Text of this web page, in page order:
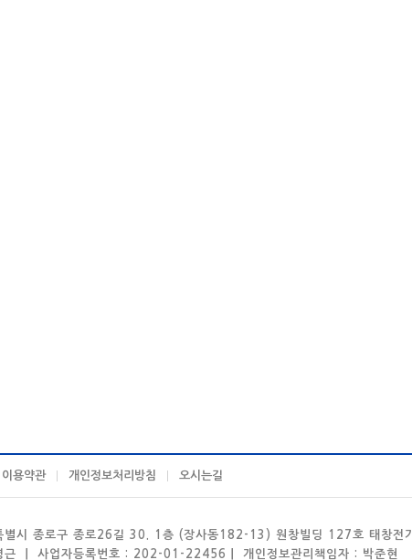
이용약관 개인정보처리방침 오시는길
별시 종로구 종로26길 30. 1층 (장사동182-13) 원창빌딩 127호 태창전기
근 ㅣ 사업자등록번호 : 202-01-22456ㅣ 개인정보관리책임자 : 박준현